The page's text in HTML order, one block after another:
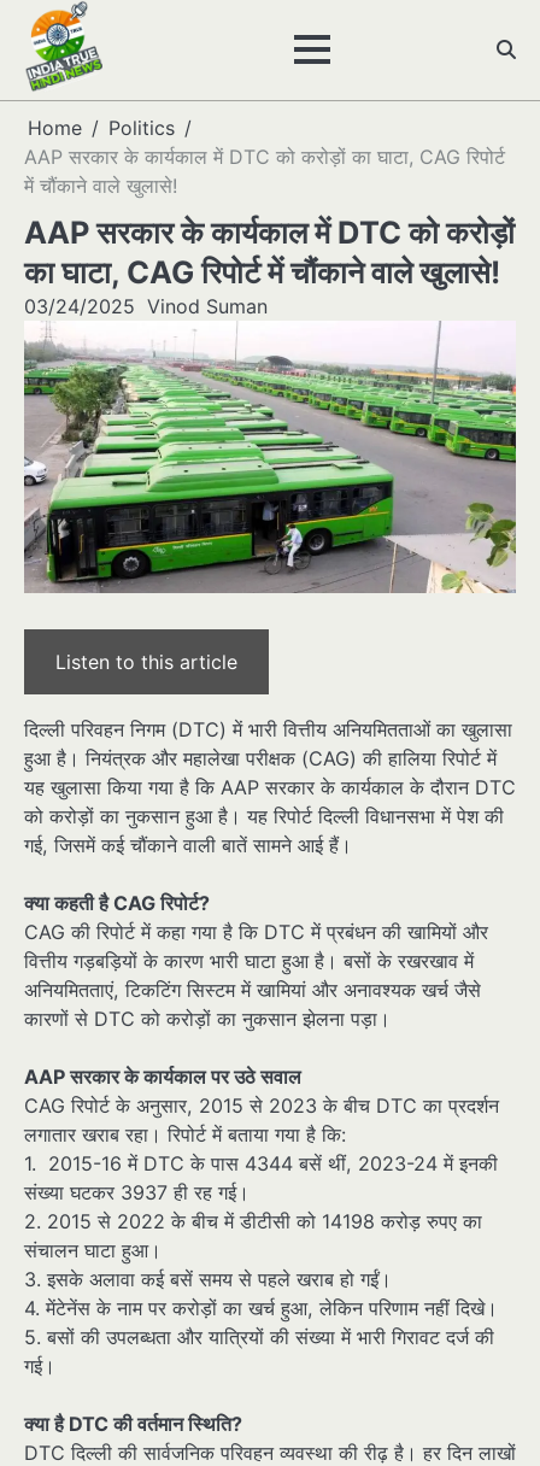
Skip
content
Home
Politics
AAP सरकार के कार्यकाल में DTC को करोड़ों का घाटा, CAG रिपोर्ट
में चौंकाने वाले खुलासे!
AAP सरकार के कार्यकाल में DTC को करोड़ों
का घाटा, CAG रिपोर्ट में चौंकाने वाले खुलासे!
03/24/2025 Vinod Suman
Listen to this article
दिल्ली परिवहन निगम (DTC) में भारी वित्तीय अनियमितताओं का खुलासा
हुआ है। नियंत्रक और महालेखा परीक्षक (CAG) की हालिया रिपोर्ट में
यह खुलासा किया गया है कि AAP सरकार के कार्यकाल के दौरान DTC
को करोड़ों का नुकसान हुआ है। यह रिपोर्ट दिल्ली विधानसभा में पेश की
गई, जिसमें कई चौंकाने वाली बातें सामने आई हैं।
क्या कहती है CAG रिपोर्ट?
CAG की रिपोर्ट में कहा गया है कि DTC में प्रबंधन की खामियों और
वित्तीय गड़बड़ियों के कारण भारी घाटा हुआ है। बसों के रखरखाव में
अनियमितताएं, टिकटिंग सिस्टम में खामियां और अनावश्यक खर्च जैसे
कारणों से DTC को करोड़ों का नुकसान झेलना पड़ा।
AAP सरकार के कार्यकाल पर उठे सवाल
CAG रिपोर्ट के अनुसार, 2015 से 2023 के बीच DTC का प्रदर्शन
लगातार खराब रहा। रिपोर्ट में बताया गया है कि:
1. 2015-16 में DTC के पास 4344 बसें थीं, 2023-24 में इनकी
संख्या घटकर 3937 ही रह गई।
2. 2015 से 2022 के बीच में डीटीसी को 14198 करोड़ रुपए का
संचालन घाटा हुआ।
3. इसके अलावा कई बसें समय से पहले खराब हो गईं।
4. मेंटेनेंस के नाम पर करोड़ों का खर्च हुआ, लेकिन परिणाम नहीं दिखे।
5. बसों की उपलब्धता और यात्रियों की संख्या में भारी गिरावट दर्ज की
गई।
क्या है DTC की वर्तमान स्थिति?
DTC दिल्ली की सार्वजनिक परिवहन व्यवस्था की रीढ़ है। हर दिन लाखों